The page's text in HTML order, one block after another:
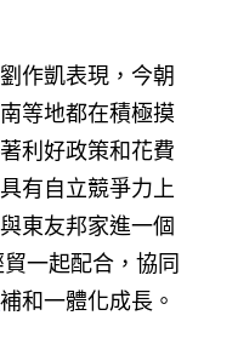
作凱表現，今朝
等地都在積極摸
利好政策和花費
有自立競爭力上
東友邦家進一個
一起配合，協同
補和一體化成長。